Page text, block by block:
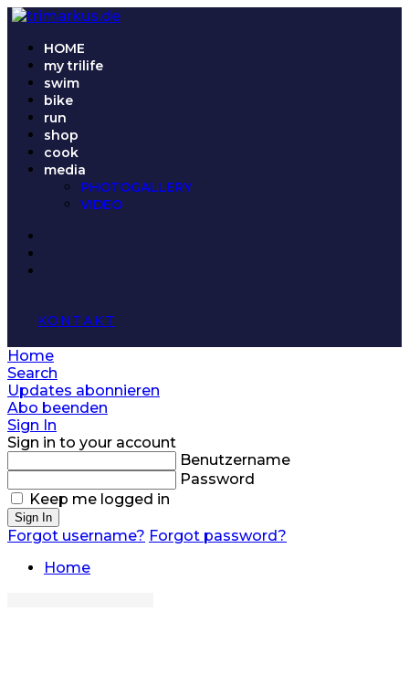
HOME
my trilife
swim
bike
run
shop
cook
media
PHOTOGALLERY
VIDEO
KONTAKT
Home
Search
Updates abonnieren
Abo beenden
Sign In
Sign in to your account
Benutzername
Password
Keep me logged in
Sign In
Forgot username? Forgot password?
Home